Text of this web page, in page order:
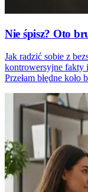
Nie śpisz? Oto
Jak radzić sobie z
kontrowersyjne fakty
Przełam błędne koło